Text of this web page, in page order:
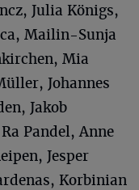
Julia Königs,
Mailin-Sunja
Mia
Johannes
Jakob
Pandel, Anne
Jesper
Korbinian